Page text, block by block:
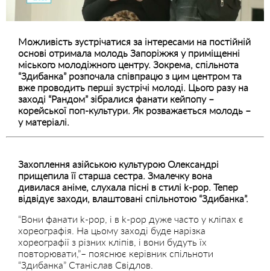
Можливість зустрічатися за інтересами на постійній
основі отримала молодь Запоріжжя у приміщенні
міського молодіжного центру. Зокрема, спільнота
“Здибанка” розпочала співпрацю з цим центром та
вже проводить перші зустрічі молоді. Цього разу на
заході “Рандом” зібралися фанати кейпопу –
корейської поп-культури. Як розважається молодь –
у матеріалі.
Захоплення азійською культурою Олександрі
прищепила її старша сестра. Змалечку вона
дивилася аніме, слухала пісні в стилі k-pop. Тепер
відвідує заходи, влаштовані спільнотою “Здибанка”.
“Вони фанати k-pop, і в k-pop дуже часто у кліпах є
хореографія. На цьому заході буде нарізка
хореографії з різних кліпів, і вони будуть їх
повторювати,”– пояснює керівник спільноти
“Здибанка” Станіслав Свідлов.